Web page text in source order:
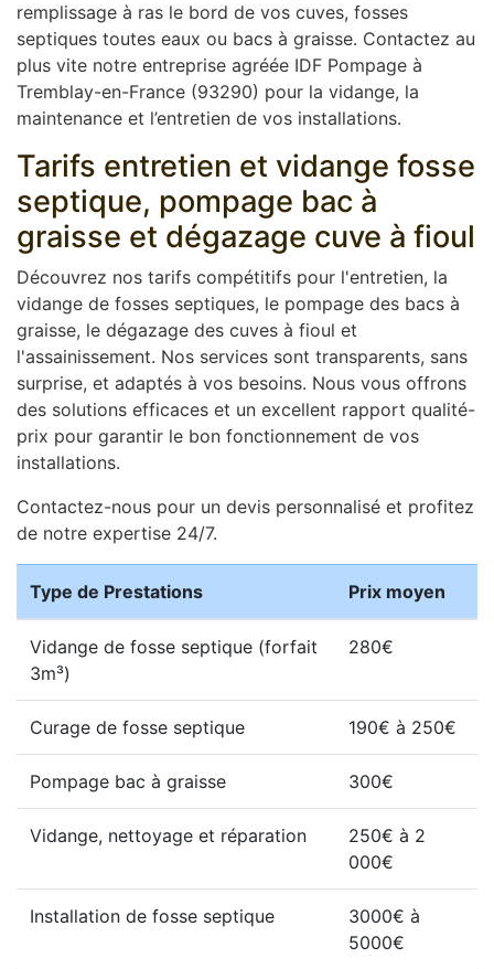
remplissage à ras le bord de vos cuves, fosses
septiques toutes eaux ou bacs à graisse. Contactez au
plus vite notre entreprise agréée IDF Pompage à
Tremblay-en-France (93290) pour la vidange, la
maintenance et l’entretien de vos installations.
Tarifs entretien et vidange fosse
septique, pompage bac à
graisse et dégazage cuve à fioul
Découvrez nos tarifs compétitifs pour l'entretien, la
vidange de fosses septiques, le pompage des bacs à
graisse, le dégazage des cuves à fioul et
l'assainissement. Nos services sont transparents, sans
surprise, et adaptés à vos besoins. Nous vous offrons
des solutions efficaces et un excellent rapport qualité-
prix pour garantir le bon fonctionnement de vos
installations.
Contactez-nous pour un devis personnalisé et profitez
de notre expertise 24/7.
Type de Prestations Prix moyen
Vidange de fosse septique (forfait
3m³)
280€
Curage de fosse septique 190€ à 250€
Pompage bac à graisse 300€
Vidange, nettoyage et réparation
250€ à 2
000€
Installation de fosse septique
3000€ à
5000€